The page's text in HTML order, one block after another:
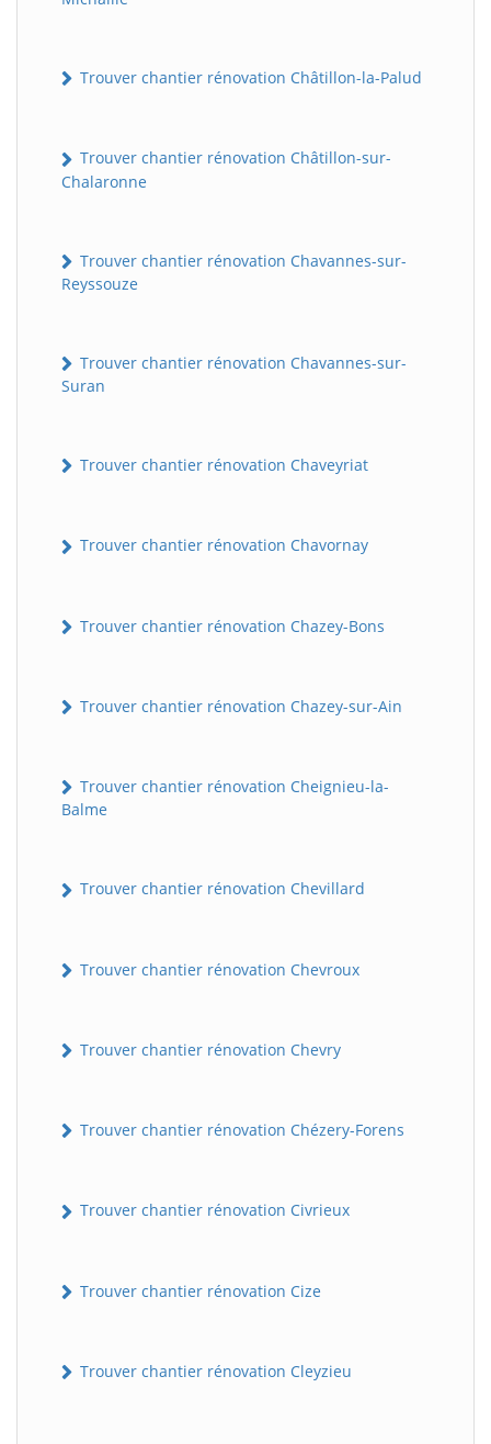
Trouver chantier rénovation Châtillon-la-Palud
Trouver chantier rénovation Châtillon-sur-
Chalaronne
Trouver chantier rénovation Chavannes-sur-
Reyssouze
Trouver chantier rénovation Chavannes-sur-
Suran
Trouver chantier rénovation Chaveyriat
Trouver chantier rénovation Chavornay
Trouver chantier rénovation Chazey-Bons
Trouver chantier rénovation Chazey-sur-Ain
Trouver chantier rénovation Cheignieu-la-
Balme
Trouver chantier rénovation Chevillard
Trouver chantier rénovation Chevroux
Trouver chantier rénovation Chevry
Trouver chantier rénovation Chézery-Forens
Trouver chantier rénovation Civrieux
Trouver chantier rénovation Cize
Trouver chantier rénovation Cleyzieu
B BatiWebPro